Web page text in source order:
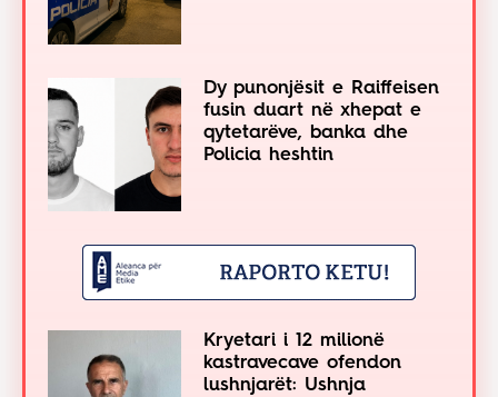
Dy punonjësit e Raiffeisen
fusin duart në xhepat e
qytetarëve, banka dhe
Policia heshtin
Kryetari i 12 milionë
kastravecave ofendon
lushnjarët: Ushnja